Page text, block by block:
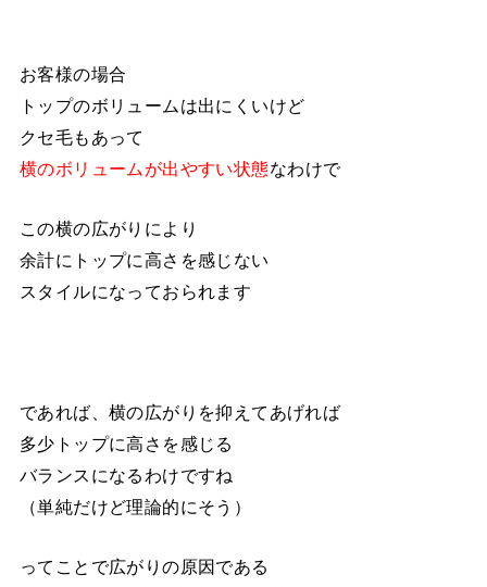
お客様の場合
トップのボリュームは出にくいけど
クセ毛もあって
横のボリュームが出やすい状態なわけで
この横の広がりにより
余計にトップに高さを感じない
スタイルになっておられます
であれば、横の広がりを抑えてあげれば
多少トップに高さを感じる
バランスになるわけですね
（単純だけど理論的にそう）
ってことで広がりの原因である